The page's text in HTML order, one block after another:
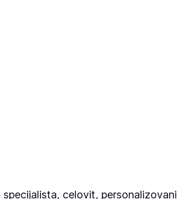
celovit, personalizovani